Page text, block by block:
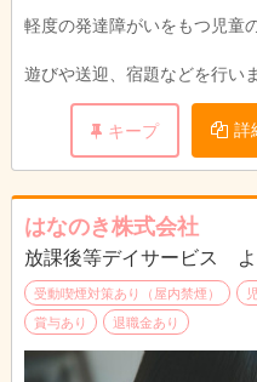
パート・ア
時間も４時間
無資格、理学
の方も大歓迎
浜の町校、
おります。
軽度の発達障がいをもつ児童
遊びや送迎、宿題などを行いま
キープ 詳
はなのき株式会社
放課後等デイサービス
受動喫煙対策あり（屋内禁煙）
賞与あり
退職金あり